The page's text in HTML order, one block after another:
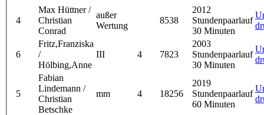
4
Max Hüttner /
Christian
Conrad
außer
Wertung
8538
2012
Stundenpaarlauf
30 Minuten
6
Fritz,Franziska
/
Hölbing,Anne
III 4 7823
2003
Stundenpaarlauf
30 Minuten
5
Fabian
Lindemann /
Christian
Betschke
mm 4 18256
2019
Stundenpaarlauf
60 Minuten